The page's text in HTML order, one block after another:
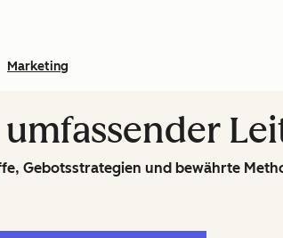
Marketing
Gebotsstrategien und bewährte